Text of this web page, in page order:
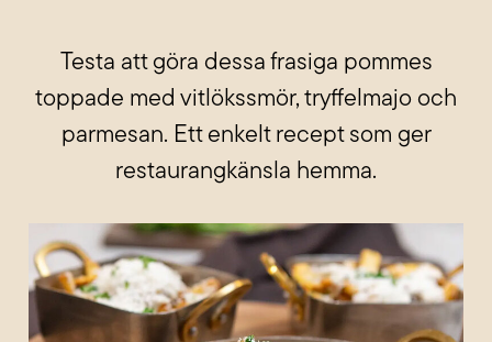
Testa att göra dessa frasiga pommes
toppade med vitlökssmör, tryffelmajo och
parmesan. Ett enkelt recept som ger
restaurangkänsla hemma.